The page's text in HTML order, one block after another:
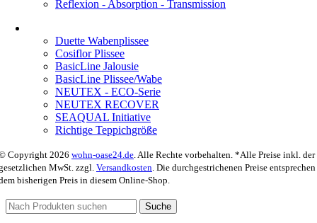
Reflexion - Absorption - Transmission
Duette Wabenplissee
Cosiflor Plissee
BasicLine Jalousie
BasicLine Plissee/Wabe
NEUTEX - ECO-Serie
NEUTEX RECOVER
SEAQUAL Initiative
Richtige Teppichgröße
Copyright 2026 wohn-oase24.de . Alle Rechte vorbehalten. *Alle Preise inkl. der
MwSt. zzgl. Versandkosten . Die durchgestrichenen Preise entsprechen
bisherigen Preis in diesem Online-Shop.
Suche